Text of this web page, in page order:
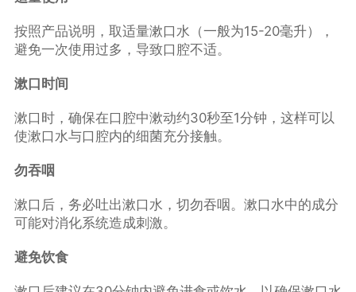
按照产品说明，取适量漱口水（一般为15-20毫升），
避免一次使用过多，导致口腔不适。
漱口时间
漱口时，确保在口腔中漱动约30秒至1分钟，这样可以
使漱口水与口腔内的细菌充分接触。
勿吞咽
漱口后，务必吐出漱口水，切勿吞咽。漱口水中的成分
可能对消化系统造成刺激。
避免饮食